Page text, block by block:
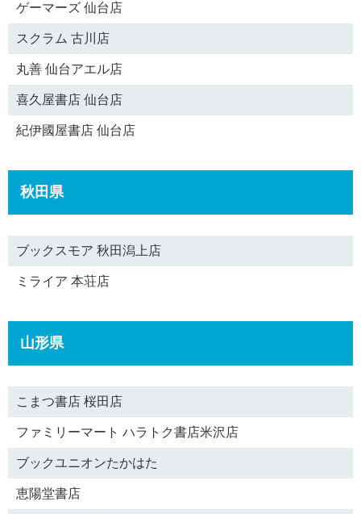
ゲーマーズ 仙台店
スクラム 古川店
丸善 仙台アエル店
喜久屋書店 仙台店
紀伊國屋書店 仙台店
秋田県
ブックスモア 秋田潟上店
ミライア 本荘店
山形県
こまつ書店 桜田店
ファミリーマート ハラトク書店米沢店
ブックユニオンたかはた
恵陽堂書店